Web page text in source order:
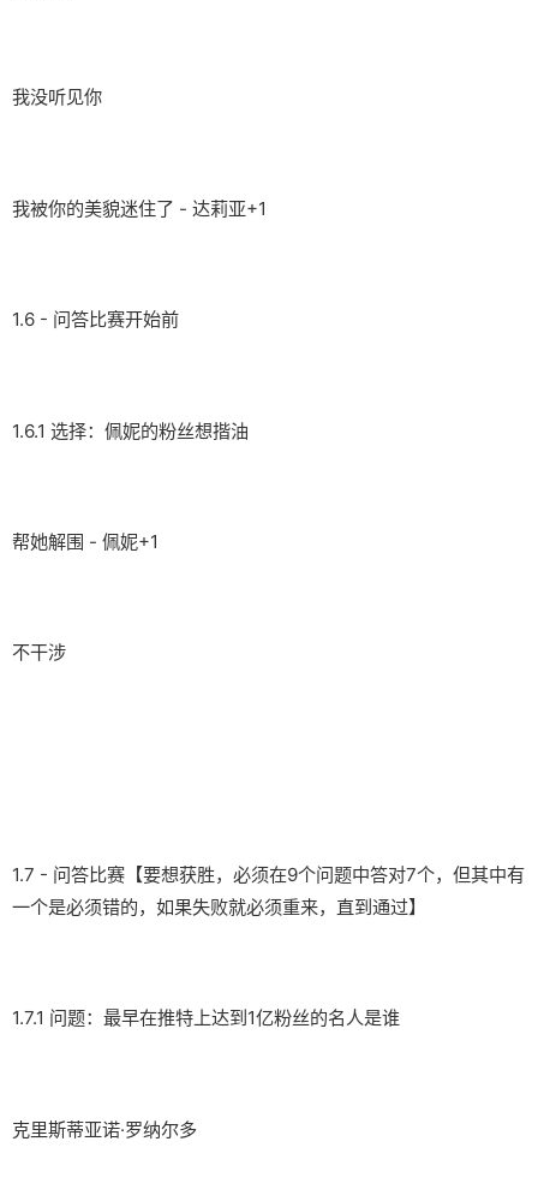
我没听见你
我被你的美貌迷住了 - 达莉亚+1
1.6 - 问答比赛开始前
1.6.1 选择：佩妮的粉丝想揩油
帮她解围 - 佩妮+1
不干涉
1.7 - 问答比赛【要想获胜，必须在9个问题中答对7个，但其中有
一个是必须错的，如果失败就必须重来，直到通过】
1.7.1 问题：最早在推特上达到1亿粉丝的名人是谁
克里斯蒂亚诺·罗纳尔多